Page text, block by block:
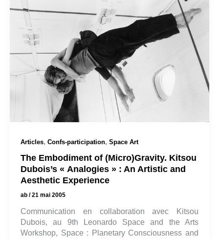
Articles, Confs-participation, Space Art
The Embodiment of (Micro)Gravity. Kitsou
Dubois’s « Analogies » : An Artistic and
Aesthetic Experience
ab /21 mai 2005
Communication en collaboration avec Kitsou
Dubois, au 9th Leonardo Space and the Arts
Workshop, Space : Planetary Consciousness and